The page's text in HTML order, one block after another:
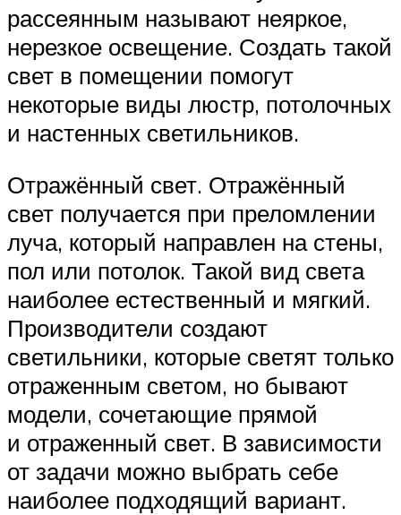
рассеянным называют неяркое,
нерезкое освещение. Создать такой
свет в помещении помогут
некоторые виды люстр, потолочных
и настенных светильников.
Отражённый свет. Отражённый
свет получается при преломлении
луча, который направлен на стены,
пол или потолок. Такой вид света
наиболее естественный и мягкий.
Производители создают
светильники, которые светят только
отраженным светом, но бывают
модели, сочетающие прямой
и отраженный свет. В зависимости
от задачи можно выбрать себе
наиболее подходящий вариант.